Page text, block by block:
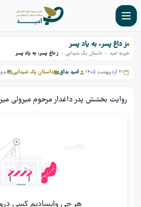
ز داغ پسر، به یاد پسر
خیریه امید » داستان یک شیدایی » ز داغ پسر، به یاد پسر
۲۱ اردیبهشت ۱۴۰۵ امید بداق داستان یک شیدایی
روایت بخشش پدر داغدار مرحوم میرولی